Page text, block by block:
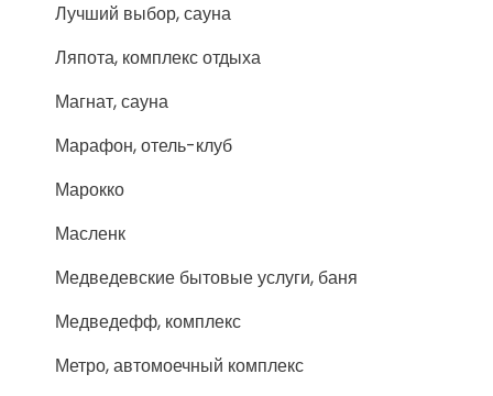
Лучший выбор, сауна
Ляпота, комплекс отдыха
Магнат, сауна
Марафон, отель-клуб
Марокко
Масленк
Медведевские бытовые услуги, баня
Медведефф, комплекс
Метро, автомоечный комплекс